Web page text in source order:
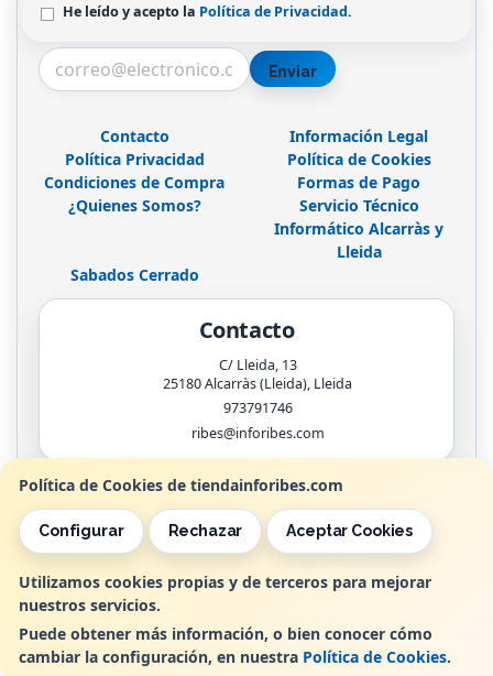
Política de Cookies de tiendainforibes.com
Configurar Rechazar Aceptar Cookies
Utilizamos cookies propias y de terceros para mejorar
nuestros servicios.
Puede obtener más información, o bien conocer cómo
cambiar la configuración, en nuestra Política de Cookies.
He leído y acepto la Política de Privacidad.
Enviar
Contacto
Información Legal
Política Privacidad
Política de Cookies
Condiciones de Compra
Formas de Pago
¿Quienes Somos?
Servicio Técnico
Informático Alcarràs y
Lleida
Sabados Cerrado
Contacto
C/ Lleida, 13
25180Alcarràs (Lleida), Lleida
973791746
ribes@inforibes.com
Horario
de 9:00am - 13:30am / 17:00pm - 20:00pm
, , , , España. - C.I.F.: B25362799 - Tfno: